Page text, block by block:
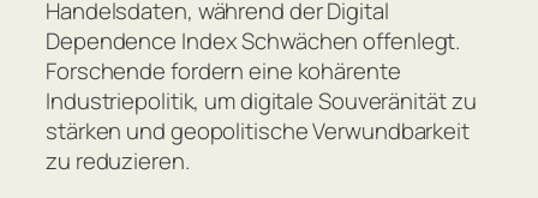
Handelsdaten, während der Digital
Dependence Index Schwächen offenlegt.
Forschende fordern eine kohärente
Industriepolitik, um digitale Souveränität zu
stärken und geopolitische Verwundbarkeit
zu reduzieren.